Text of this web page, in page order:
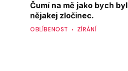
Čumí na mě jako bych byl
nějakej zločinec.
OBLÍBENOST ZÍRÁNÍ